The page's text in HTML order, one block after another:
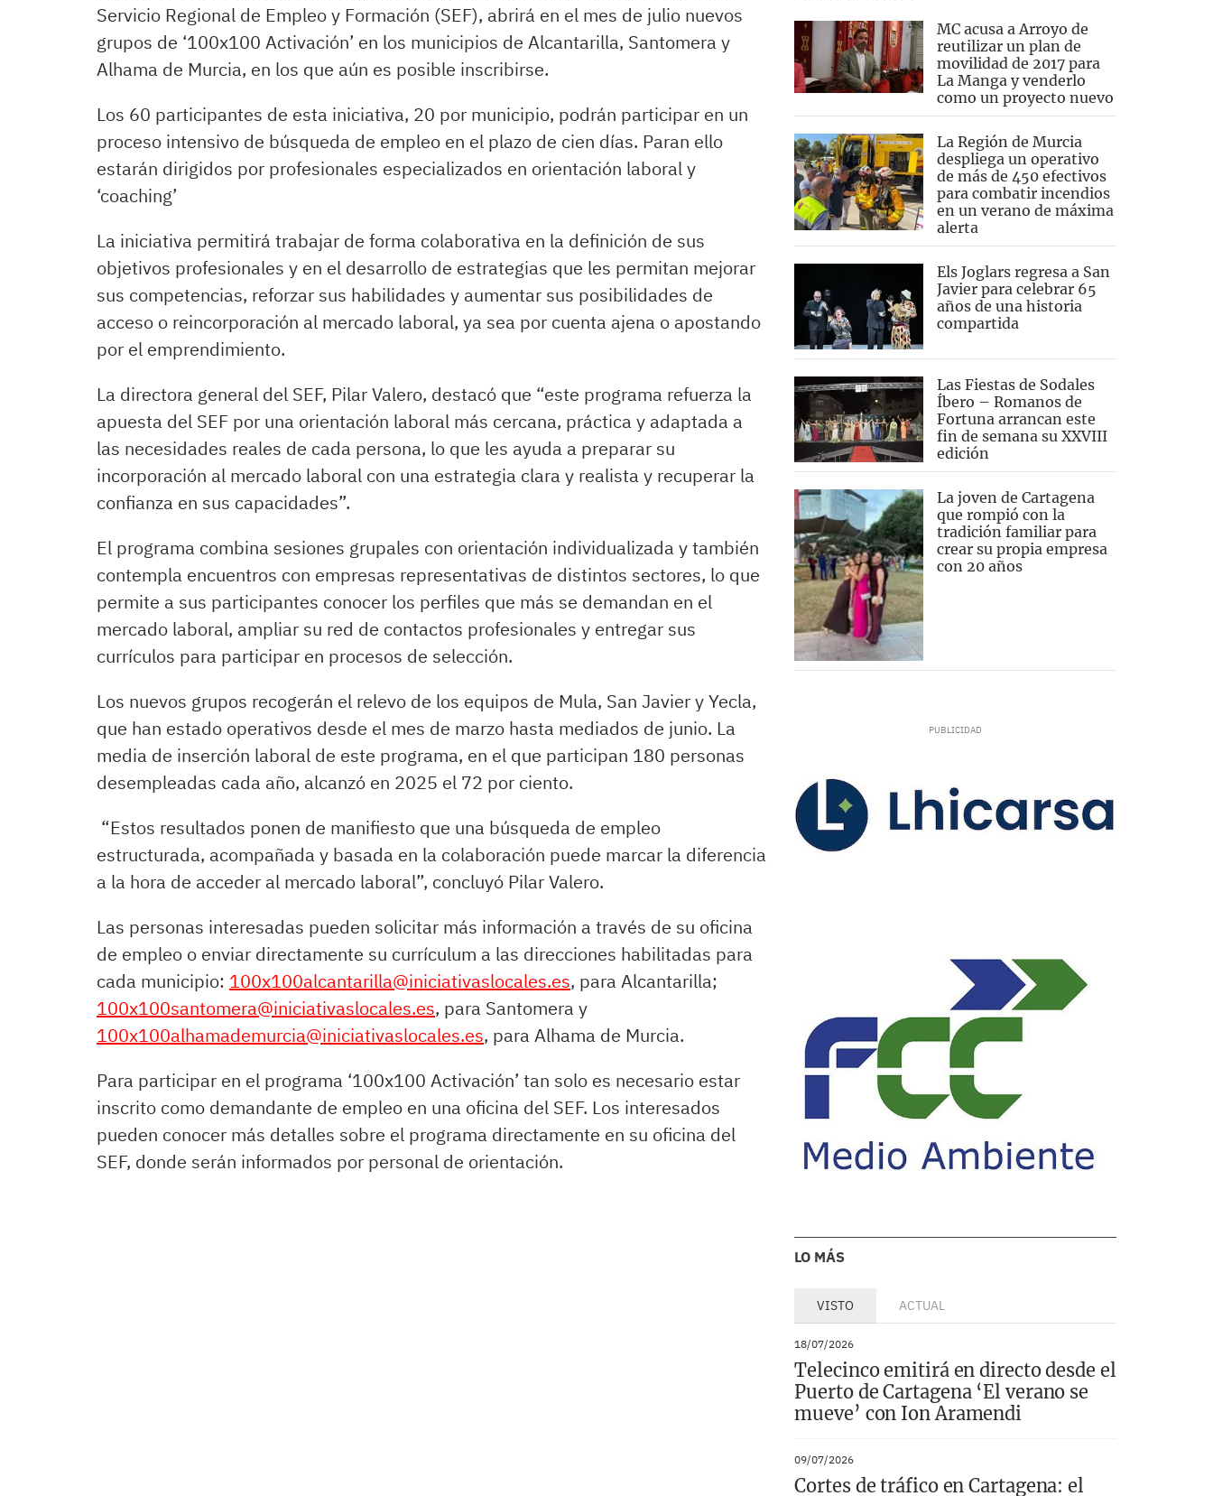
Servicio Regional de Empleo y Formación (SEF), abrirá en el mes de julio nuevos
grupos de ‘100x100 Activación’ en los municipios de Alcantarilla, Santomera y
Alhama de Murcia, en los que aún es posible inscribirse.
Los 60 participantes de esta iniciativa, 20 por municipio, podrán participar en un
proceso intensivo de búsqueda de empleo en el plazo de cien días. Paran ello
estarán dirigidos por profesionales especializados en orientación laboral y
‘coaching’
La iniciativa permitirá trabajar de forma colaborativa en la definición de sus
objetivos profesionales y en el desarrollo de estrategias que les permitan mejorar
sus competencias, reforzar sus habilidades y aumentar sus posibilidades de
acceso o reincorporación al mercado laboral, ya sea por cuenta ajena o apostando
por el emprendimiento.
La directora general del SEF, Pilar Valero, destacó que “este programa refuerza la
apuesta del SEF por una orientación laboral más cercana, práctica y adaptada a
las necesidades reales de cada persona, lo que les ayuda a preparar su
incorporación al mercado laboral con una estrategia clara y realista y recuperar la
confianza en sus capacidades”.
El programa combina sesiones grupales con orientación individualizada y también
contempla encuentros con empresas representativas de distintos sectores, lo que
permite a sus participantes conocer los perfiles que más se demandan en el
mercado laboral, ampliar su red de contactos profesionales y entregar sus
currículos para participar en procesos de selección.
Los nuevos grupos recogerán el relevo de los equipos de Mula, San Javier y Yecla,
que han estado operativos desde el mes de marzo hasta mediados de junio. La
media de inserción laboral de este programa, en el que participan 180 personas
desempleadas cada año, alcanzó en 2025 el 72 por ciento.
“Estos resultados ponen de manifiesto que una búsqueda de empleo
estructurada, acompañada y basada en la colaboración puede marcar la diferencia
a la hora de acceder al mercado laboral”, concluyó Pilar Valero.
Las personas interesadas pueden solicitar más información a través de su oficina
de empleo o enviar directamente su currículum a las direcciones habilitadas para
cada municipio: 100x100alcantarilla@iniciativaslocales.es, para Alcantarilla;
100x100santomera@iniciativaslocales.es, para Santomera y
100x100alhamademurcia@iniciativaslocales.es, para Alhama de Murcia.
Para participar en el programa ‘100x100 Activación’ tan solo es necesario estar
inscrito como demandante de empleo en una oficina del SEF. Los interesados
pueden conocer más detalles sobre el programa directamente en su oficina del
SEF, donde serán informados por personal de orientación.
MC acusa a Arroyo de
reutilizar un plan de
movilidad de 2017 para
La Manga y venderlo
como un proyecto nuevo
La Región de Murcia
despliega un operativo
de más de 450 efectivos
para combatir incendios
en un verano de máxima
alerta
Els Joglars regresa a San
Javier para celebrar 65
años de una historia
compartida
Las Fiestas de Sodales
Íbero – Romanos de
Fortuna arrancan este
fin de semana su XXVIII
edición
La joven de Cartagena
que rompió con la
tradición familiar para
crear su propia empresa
con 20 años
LO MÁS
VISTO ACTUAL
18/07/2026
Telecinco emitirá en directo desde el
Puerto de Cartagena ‘El verano se
mueve’ con Ion Aramendi
09/07/2026
Cortes de tráfico en Cartagena: el